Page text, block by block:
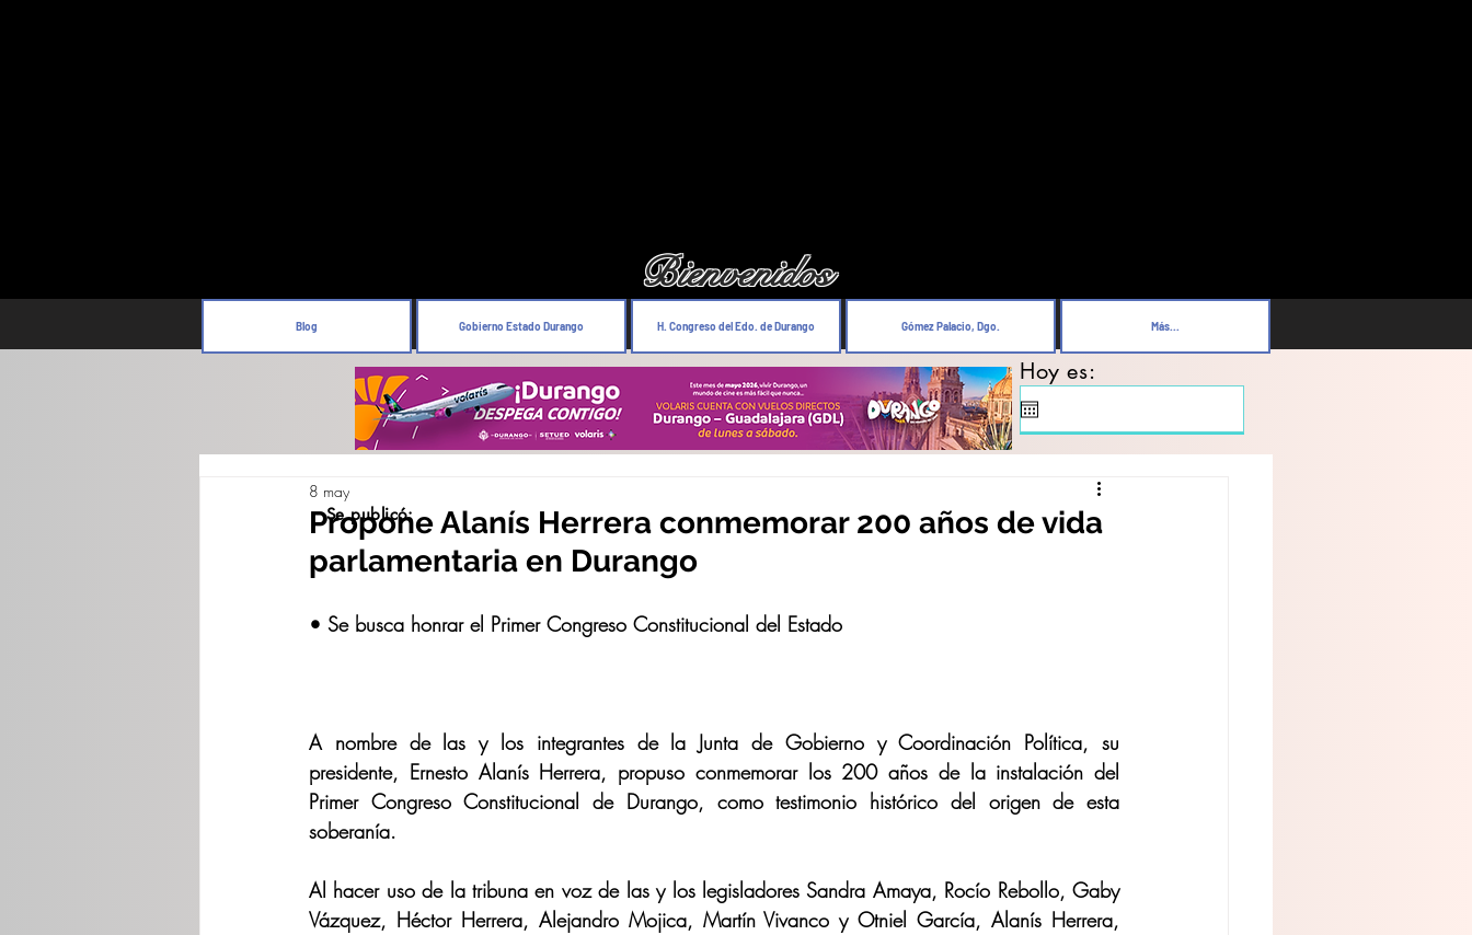
Bienvenidos
Blog Gobierno Estado Durango H. Congreso del Edo. de Durango Gómez Palacio, Dgo. Más...
Hoy es:
Propone Alanís Herrera conmemorar 200 años de vida
parlamentaria en Durango
8 may
• Se busca honrar el Primer Congreso Constitucional del Estado
A nombre de las y los integrantes de la Junta de Gobierno y Coordinación Política, su
presidente, Ernesto Alanís Herrera, propuso conmemorar los 200 años de la instalación del
Primer Congreso Constitucional de Durango, como testimonio histórico del origen de esta
soberanía.
Al hacer uso de la tribuna en voz de las y los legisladores Sandra Amaya, Rocío Rebollo, Gaby
Vázquez, Héctor Herrera, Alejandro Mojica, Martín Vivanco y Otniel García, Alanís Herrera,
Se publicó: